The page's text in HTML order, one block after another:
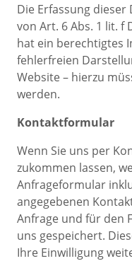
Die Erfassung
von Art. 6 Abs. 1 lit. f
hat ein berechtigtes
fehlerfreien
Website – hierzu
werden.
Kontaktformular
Wenn Sie uns per
zukommen lassen,
Anfrageformular
angegebenen
Anfrage und für den
uns gespeichert.
Ihre Einwilligung